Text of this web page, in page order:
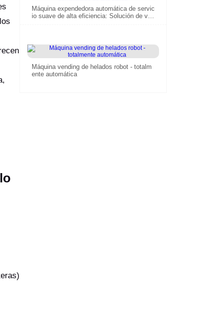
Máquina expendedora automática de servic
io suave de alta eficiencia: Solución de ven
Máquina vending de helados robot - totalm
ente automática